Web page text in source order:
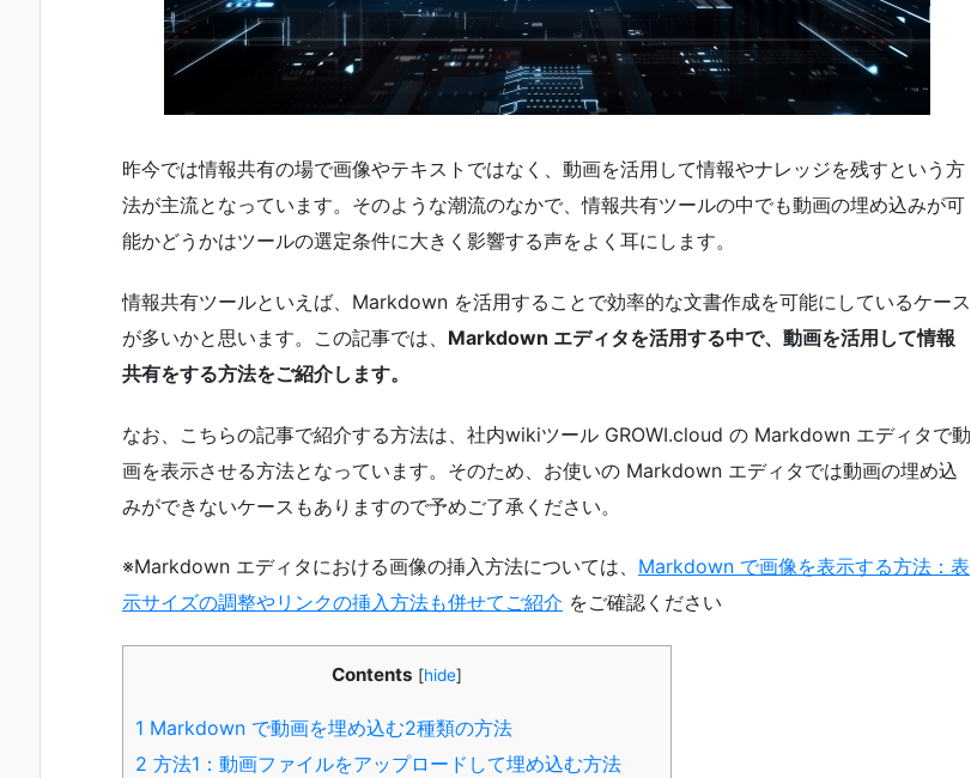
昨今では情報共有の場で画像やテキストではなく、動画を活用して情報やナレッジを残すという方
法が主流となっています。そのような潮流のなかで、情報共有ツールの中でも動画の埋め込みが可
能かどうかはツールの選定条件に大きく影響する声をよく耳にします。
情報共有ツールといえば、Markdown を活用することで効率的な文書作成を可能にしているケース
が多いかと思います。この記事では、 Markdown エディタを活用する中で、動画を活用して情報
共有をする方法をご紹介します。
なお、こちらの記事で紹介する方法は、社内wikiツール GROWI.cloud の Markdown エディタで動
画を表示させる方法となっています。そのため、お使いの Markdown エディタでは動画の埋め込
みができないケースもありますので予めご了承ください。
※Markdown エディタにおける画像の挿入方法については、 Markdown で画像を表示する方法：表
示サイズの調整やリンクの挿入方法も併せてご紹介 をご確認ください
Contents [hide]
1 Markdown で動画を埋め込む2種類の方法
2 方法1：動画ファイルをアップロードして埋め込む方法